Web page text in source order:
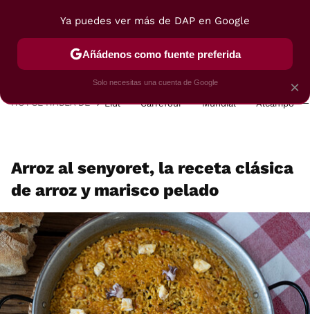
POSTRES VIAJES SELECCIÓN VEGUI
HOY SE HABLA DE Lidl Carrefour Mundial Alcampo
Arroz al senyoret, la receta clásica
de arroz y marisco pelado
×
Ya puedes ver más de DAP en Google
Añádenos como fuente preferida
Solo necesitas una cuenta de Google